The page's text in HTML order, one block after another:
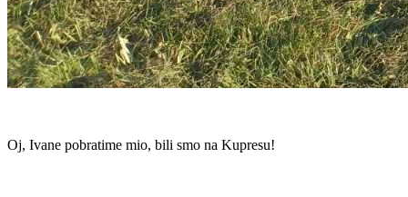
Oj, Ivane pobratime mio, bili smo na Kupresu!